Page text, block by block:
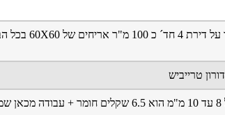
דורון טרייביש